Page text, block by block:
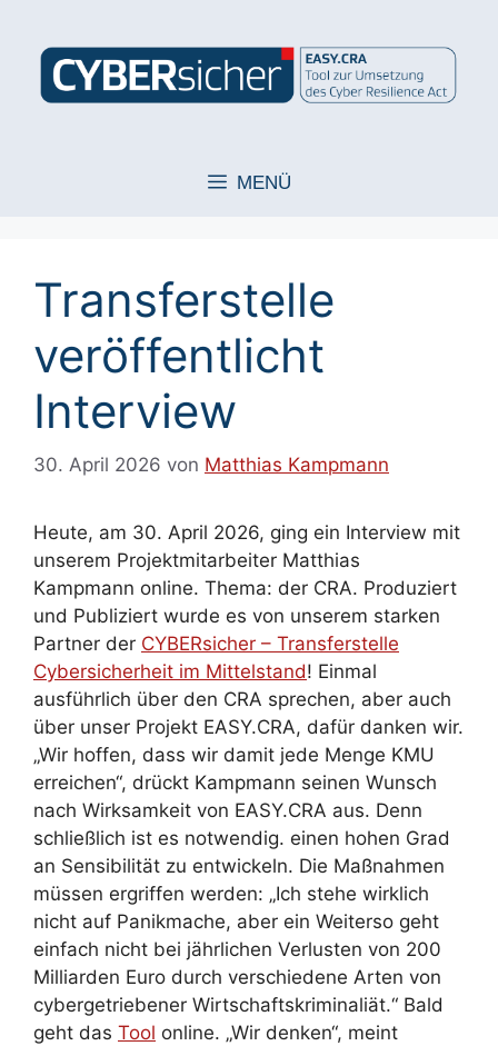
springen
MENÜ
Transferstelle
veröffentlicht
Interview
30. April 2026 von Matthias Kampmann
Heute, am 30. April 2026, ging ein Interview mit
unserem Projektmitarbeiter Matthias
Kampmann online. Thema: der CRA. Produziert
und Publiziert wurde es von unserem starken
Partner der CYBERsicher – Transferstelle
Cybersicherheit im Mittelstand! Einmal
ausführlich über den CRA sprechen, aber auch
über unser Projekt EASY.CRA, dafür danken wir.
„Wir hoffen, dass wir damit jede Menge KMU
erreichen“, drückt Kampmann seinen Wunsch
nach Wirksamkeit von EASY.CRA aus. Denn
schließlich ist es notwendig. einen hohen Grad
an Sensibilität zu entwickeln. Die Maßnahmen
müssen ergriffen werden: „Ich stehe wirklich
nicht auf Panikmache, aber ein Weiterso geht
einfach nicht bei jährlichen Verlusten von 200
Milliarden Euro durch verschiedene Arten von
cybergetriebener Wirtschaftskriminaliät.“ Bald
geht das Tool online. „Wir denken“, meint